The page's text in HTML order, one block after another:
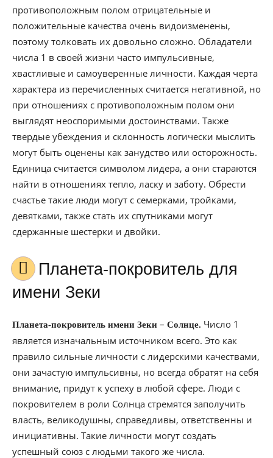
противоположным полом отрицательные и
положительные качества очень видоизменены,
поэтому толковать их довольно сложно. Обладатели
числа 1 в своей жизни часто импульсивные,
хвастливые и самоуверенные личности. Каждая черта
характера из перечисленных считается негативной, но
при отношениях с противоположным полом они
выглядят неоспоримыми достоинствами. Также
твердые убеждения и склонность логически мыслить
могут быть оценены как занудство или осторожность.
Единица считается символом лидера, а они стараются
найти в отношениях тепло, ласку и заботу. Обрести
счастье такие люди могут с семерками, тройками,
девятками, также стать их спутниками могут
сдержанные шестерки и двойки.
Планета-покровитель для
имени Зеки
Планета-покровитель имени Зеки – Солнце. Число 1
является изначальным источником всего. Это как
правило сильные личности с лидерскими качествами,
они зачастую импульсивны, но всегда обратят на себя
внимание, придут к успеху в любой сфере. Люди с
покровителем в роли Солнца стремятся заполучить
власть, великодушны, справедливы, ответственны и
инициативны. Такие личности могут создать
успешный союз с людьми такого же числа.